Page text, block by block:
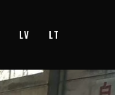
LV LT